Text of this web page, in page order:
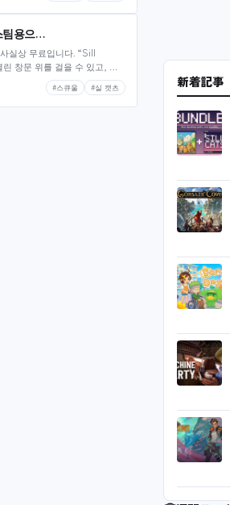
팀용으…
실상 무료입니다. “Sill
창문 위를 걸을 수 있고, 창
커서 움직임에 반응해…
#스큐울 #실 캣츠 新着記事